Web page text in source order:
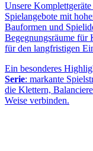
Unsere
Spielangebote mit
Bauformen und
Begegnungsräume für
für den langfristigen
Ein besonderes
Serie: markante
die Klettern,
Weise verbinden.